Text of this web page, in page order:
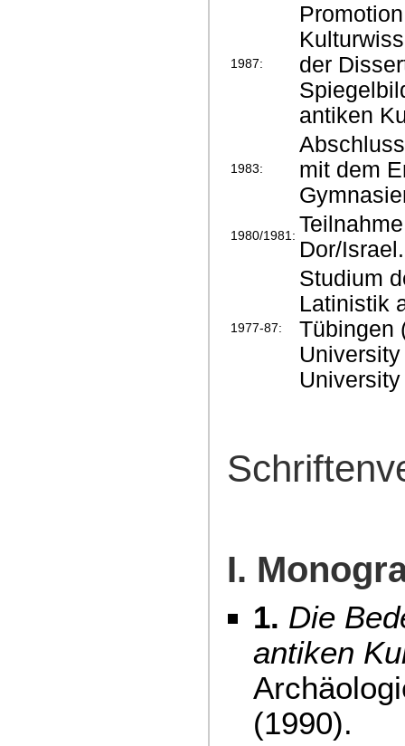
1987:
der
antiken
1983:
mit dem
1980/1981:
Dor/Israel.
1977-87:
Studium
Latinistik
Tübingen
I.
1. Die
antiken
(1990).